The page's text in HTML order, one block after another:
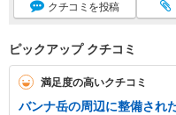
クチコミ を投稿
ピックアップ クチコミ
満足度の高いクチコミ
バンナ岳の周辺に整備され